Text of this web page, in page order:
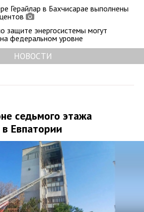
Герайлар в Бахчисарае выполнены
защите энергосистемы могут
федеральном уровне
НОВОСТИ
седьмого этажа
Евпатории